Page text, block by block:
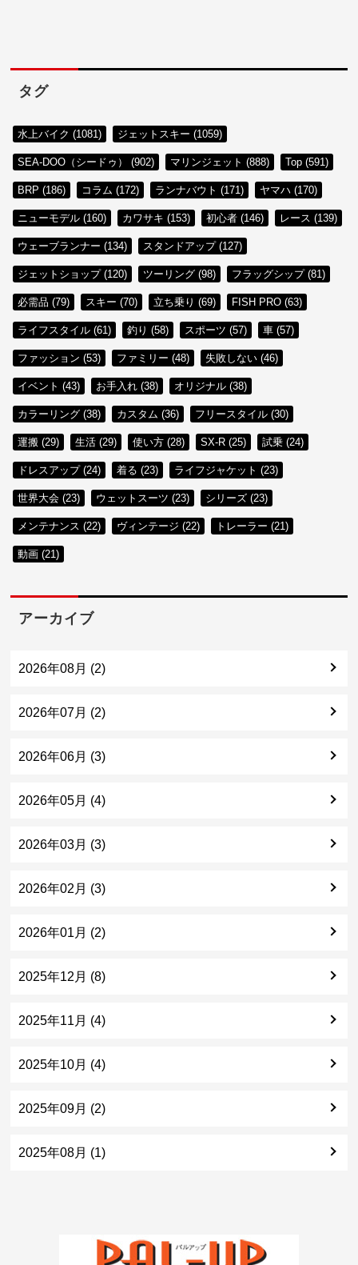
タグ
水上バイク (1081) ジェットスキー (1059)
SEA-DOO（シードゥ） (902) マリンジェット (888) Top (591)
BRP (186) コラム (172) ランナバウト (171) ヤマハ (170)
ニューモデル (160) カワサキ (153) 初心者 (146) レース (139)
ウェーブランナー (134) スタンドアップ (127)
ジェットショップ (120) ツーリング (98) フラッグシップ (81)
必需品 (79) スキー (70) 立ち乗り (69) FISH PRO (63)
ライフスタイル (61) 釣り (58) スポーツ (57) 車 (57)
ファッション (53) ファミリー (48) 失敗しない (46)
イベント (43) お手入れ (38) オリジナル (38)
カラーリング (38) カスタム (36) フリースタイル (30)
運搬 (29) 生活 (29) 使い方 (28) SX-R (25) 試乗 (24)
ドレスアップ (24) 着る (23) ライフジャケット (23)
世界大会 (23) ウェットスーツ (23) シリーズ (23)
メンテナンス (22) ヴィンテージ (22) トレーラー (21)
動画 (21)
アーカイブ
2026年08月 (2)
2026年07月 (2)
2026年06月 (3)
2026年05月 (4)
2026年03月 (3)
2026年02月 (3)
2026年01月 (2)
2025年12月 (8)
2025年11月 (4)
2025年10月 (4)
2025年09月 (2)
2025年08月 (1)